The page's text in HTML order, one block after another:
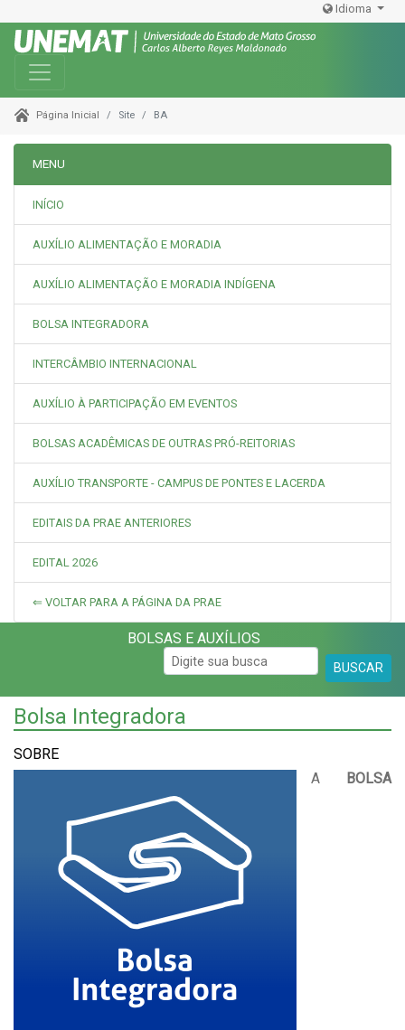
Idioma
Toggle navigation
Página Inicial Site BA
MENU
INÍCIO
AUXÍLIO ALIMENTAÇÃO E MORADIA
AUXÍLIO ALIMENTAÇÃO E MORADIA INDÍGENA
BOLSA INTEGRADORA
INTERCÂMBIO INTERNACIONAL
AUXÍLIO À PARTICIPAÇÃO EM EVENTOS
BOLSAS ACADÊMICAS DE OUTRAS PRÓ-REITORIAS
AUXÍLIO TRANSPORTE - CAMPUS DE PONTES E LACERDA
EDITAIS DA PRAE ANTERIORES
EDITAL 2026
⇐ VOLTAR PARA A PÁGINA DA PRAE
BOLSAS E AUXÍLIOS
BUSCAR
Bolsa Integradora
SOBRE
A
BOLSA